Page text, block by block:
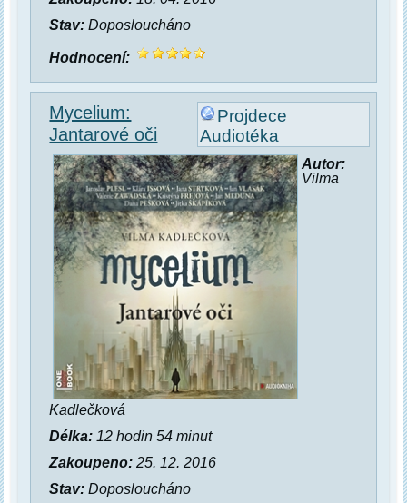
Stav: Doposloucháno
Hodnocení:
Projdece
Audiotéka
Mycelium:
Jantarové oči
Autor:
Vilma
Kadlečková
Délka: 12 hodin 54 minut
Zakoupeno: 25. 12. 2016
Stav: Doposloucháno